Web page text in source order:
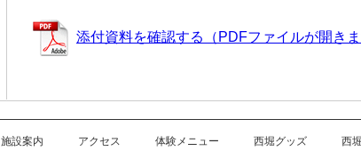
添付資料を確認する（PDFファイルが開きま
施設案内 アクセス 体験メニュー 西堀グッズ 西